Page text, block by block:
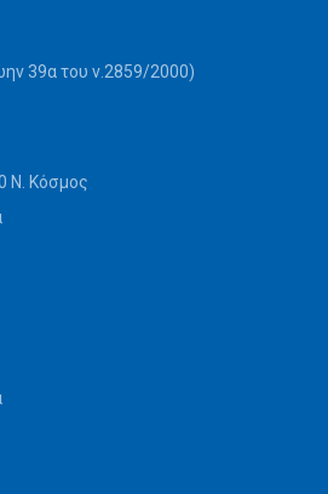
39α του ν.2859/2000)
Ν. Κόσμος